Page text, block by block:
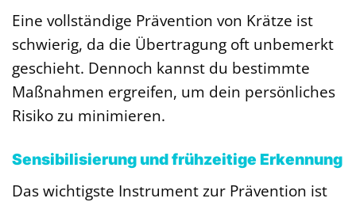
Eine vollständige Prävention von Krätze ist
schwierig, da die Übertragung oft unbemerkt
geschieht. Dennoch kannst du bestimmte
Maßnahmen ergreifen, um dein persönliches
Risiko zu minimieren.
Sensibilisierung und frühzeitige Erkennung
Das wichtigste Instrument zur Prävention ist